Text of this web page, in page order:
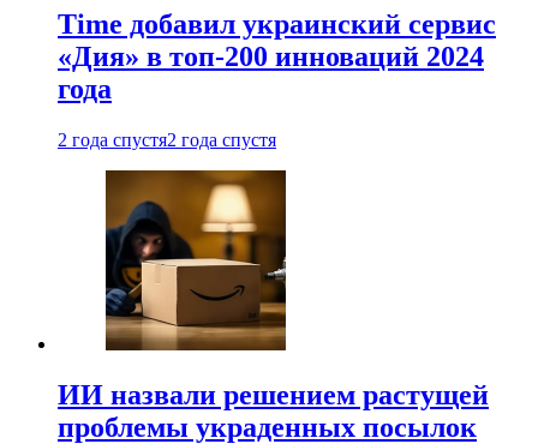
Time добавил украинский сервис
«Дия» в топ-200 инноваций 2024
года
2 года спустя2 года спустя
ИИ назвали решением растущей
проблемы украденных посылок